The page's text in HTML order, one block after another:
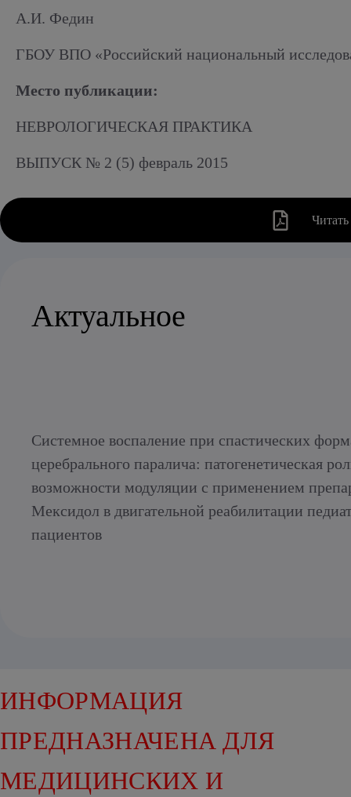
А.И. Федин
ГБОУ ВПО «Российский национальный
Место публикации:
НЕВРОЛОГИЧЕСКАЯ ПРАКТИКА
ВЫПУСК № 2 (5) февраль 2015
Читать
Актуальное
Системное воспаление при спастических
церебрального паралича: патогенетическая
возможности модуляции с применением
Мексидол в двигательной реабилитации
пациентов
ИНФОРМАЦИЯ
ПРЕДНАЗНАЧЕНА ДЛЯ
МЕДИЦИНСКИХ И